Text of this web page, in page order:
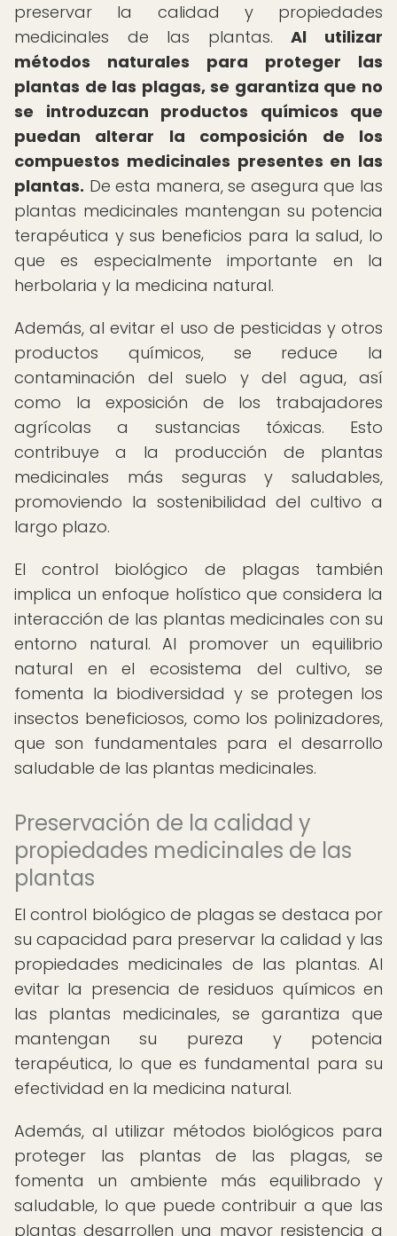
preservar la calidad y propiedades
medicinales de las plantas.Al utilizar
métodos naturales para proteger las
plantas de las plagas, se garantiza que no
se introduzcan productos químicos que
puedan alterar la composición de los
compuestos medicinales presentes en las
plantas. De esta manera, se asegura que las
plantas medicinales mantengan su potencia
terapéutica y sus beneficios para la salud, lo
que es especialmente importante en la
herbolaria y la medicina natural.
Además, al evitar el uso de pesticidas y otros
productos químicos, se reduce la
contaminación del suelo y del agua, así
como la exposición de los trabajadores
agrícolas a sustancias tóxicas. Esto
contribuye a la producción de plantas
medicinales más seguras y saludables,
promoviendo la sostenibilidad del cultivo a
largo plazo.
El control biológico de plagas también
implica un enfoque holístico que considera la
interacción de las plantas medicinales con su
entorno natural. Al promover un equilibrio
natural en el ecosistema del cultivo, se
fomenta la biodiversidad y se protegen los
insectos beneficiosos, como los polinizadores,
que son fundamentales para el desarrollo
saludable de las plantas medicinales.
Preservación de la calidad y
propiedades medicinales de las
plantas
El control biológico de plagas se destaca por
su capacidad para preservar la calidad y las
propiedades medicinales de las plantas. Al
evitar la presencia de residuos químicos en
las plantas medicinales, se garantiza que
mantengan su pureza y potencia
terapéutica, lo que es fundamental para su
efectividad en la medicina natural.
Además, al utilizar métodos biológicos para
proteger las plantas de las plagas, se
fomenta un ambiente más equilibrado y
saludable, lo que puede contribuir a que las
plantas desarrollen una mayor resistencia a